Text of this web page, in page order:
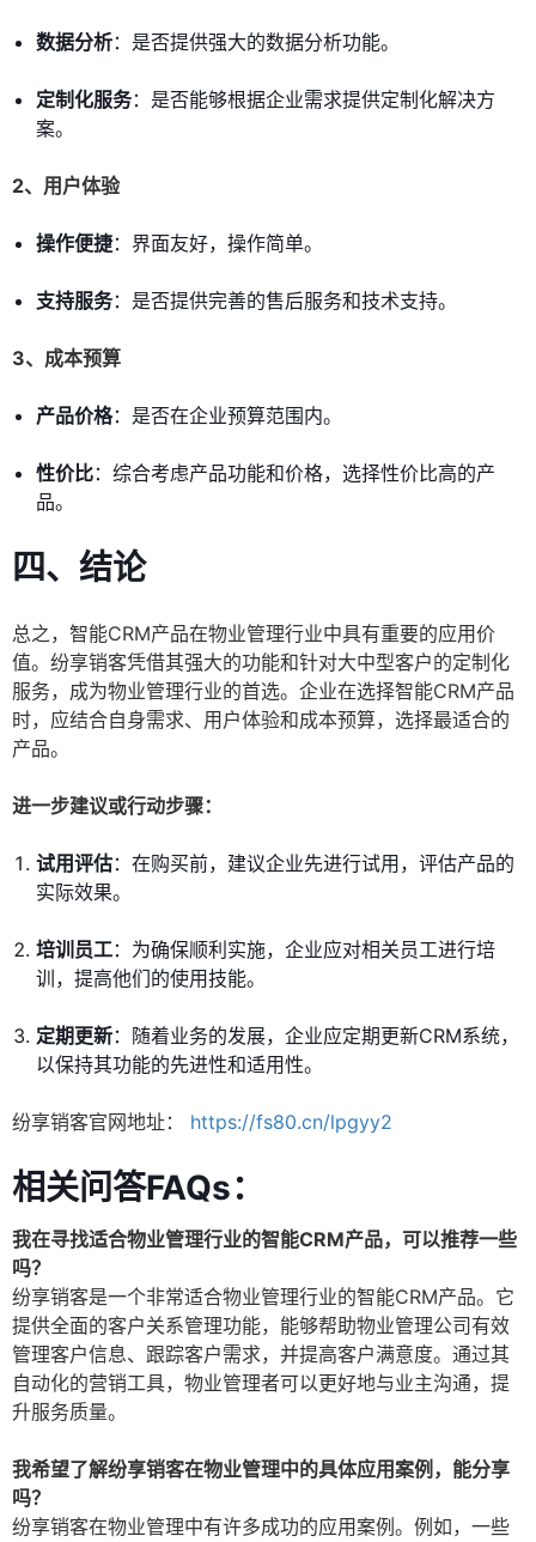
数据分析：是否提供强大的数据分析功能。
定制化服务：是否能够根据企业需求提供定制化解决方
案。
2、用户体验
操作便捷：界面友好，操作简单。
支持服务：是否提供完善的售后服务和技术支持。
3、成本预算
产品价格：是否在企业预算范围内。
性价比：综合考虑产品功能和价格，选择性价比高的产
品。
四、结论
总之，智能CRM产品在物业管理行业中具有重要的应用价
值。纷享销客凭借其强大的功能和针对大中型客户的定制化
服务，成为物业管理行业的首选。企业在选择智能CRM产品
时，应结合自身需求、用户体验和成本预算，选择最适合的
产品。
进一步建议或行动步骤：
试用评估：在购买前，建议企业先进行试用，评估产品的
实际效果。
培训员工：为确保顺利实施，企业应对相关员工进行培
训，提高他们的使用技能。
定期更新：随着业务的发展，企业应定期更新CRM系统，
以保持其功能的先进性和适用性。
纷享销客官网地址： https://fs80.cn/lpgyy2
相关问答FAQs：
我在寻找适合物业管理行业的智能CRM产品，可以推荐一些
吗？
纷享销客是一个非常适合物业管理行业的智能CRM产品。它
提供全面的客户关系管理功能，能够帮助物业管理公司有效
管理客户信息、跟踪客户需求，并提高客户满意度。通过其
自动化的营销工具，物业管理者可以更好地与业主沟通，提
升服务质量。
我希望了解纷享销客在物业管理中的具体应用案例，能分享
吗？
纷享销客在物业管理中有许多成功的应用案例。例如，一些